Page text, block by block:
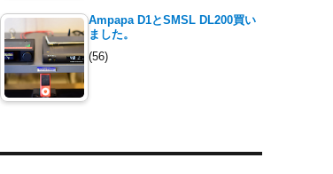
Ampapa D1とSMSL DL200買い
ました。
(56)